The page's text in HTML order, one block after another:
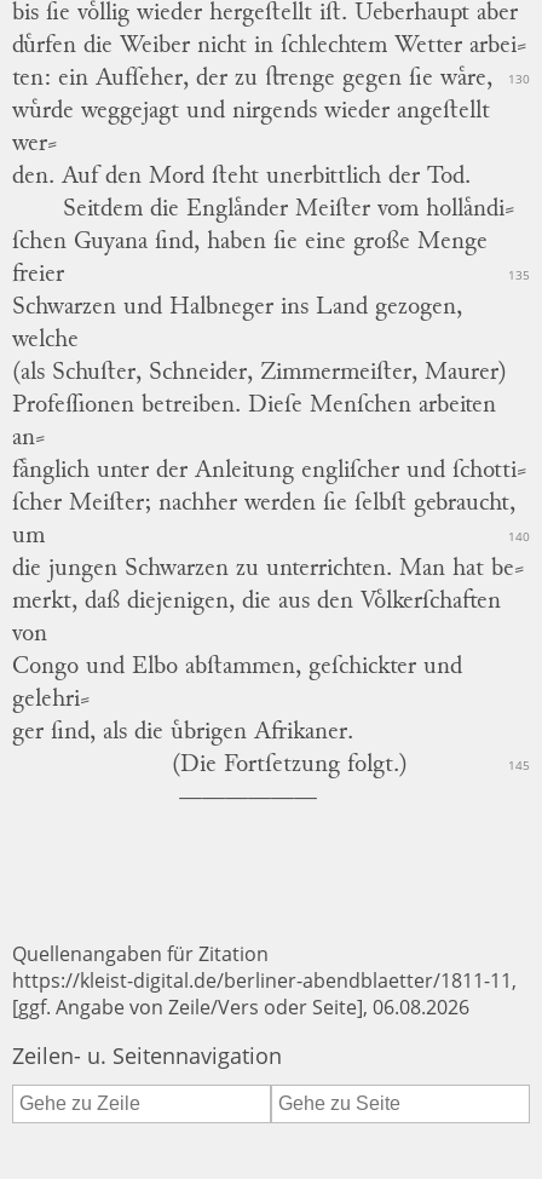
bis ſie voͤllig wieder hergeſtellt iſt. Ueberhaupt aber
duͤrfen die Weiber nicht in ſchlechtem Wetter arbei⸗
130
ten: ein Aufſeher, der zu ſtrenge gegen ſie waͤre,
wuͤrde weggejagt und nirgends wieder angeſtellt
wer⸗
den. Auf den Mord ſteht unerbittlich der Tod.
Seitdem die Englaͤnder Meiſter vom hollaͤndi⸗
ſchen Guyana ſind, haben ſie eine große Menge
freier
135
Schwarzen und Halbneger ins Land gezogen,
welche
(als Schuſter, Schneider, Zimmermeiſter, Maurer)
Profeſſionen betreiben. Dieſe Menſchen arbeiten
an⸗
faͤnglich unter der Anleitung engliſcher und ſchotti⸗
ſcher Meiſter; nachher werden ſie ſelbſt gebraucht,
um
140
die jungen Schwarzen zu unterrichten. Man hat be⸗
merkt, daß diejenigen, die aus den Voͤlkerſchaften
von
Congo und Elbo abſtammen, geſchickter und
gelehri⸗
ger ſind, als die uͤbrigen Afrikaner.
(Die Fortſetzung folgt.)
145
Quellenangaben für Zitation
https://kleist-digital.de/berliner-abendblaetter/1811-11,
[ggf. Angabe von Zeile/Vers oder Seite], 06.08.2026
Zeilen- u. Seitennavigation